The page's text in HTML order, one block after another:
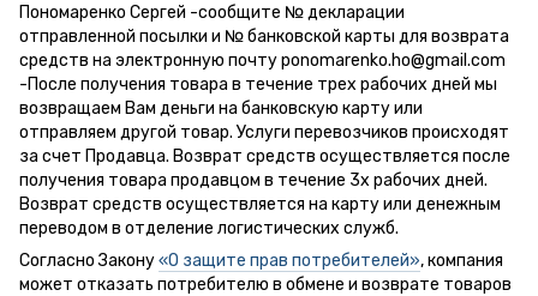
Пономаренко Сергей -сообщите № декларации
отправленной посылки и № банковской карты для возврата
средств на электронную почту ponomarenko.ho@gmail.com
-После получения товара в течение трех рабочих дней мы
возвращаем Вам деньги на банковскую карту или
отправляем другой товар. Услуги перевозчиков происходят
за счет Продавца. Возврат средств осуществляется после
получения товара продавцом в течение 3х рабочих дней.
Возврат средств осуществляется на карту или денежным
переводом в отделение логистических служб.
Согласно Закону«О защите прав потребителей», компания
может отказать потребителю в обмене и возврате товаров